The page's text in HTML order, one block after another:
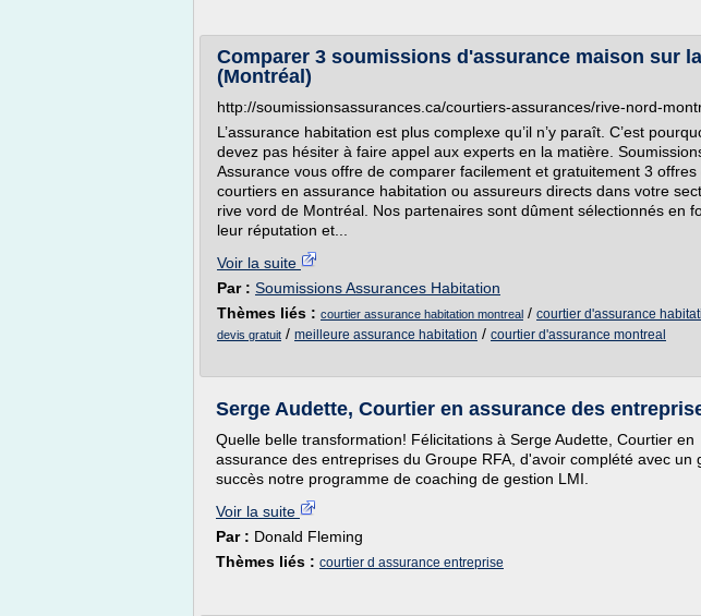
Comparer 3 soumissions d'assurance maison sur
(Montréal)
http://soumissionsassurances.ca/courtiers-assurances/rive-nord-
L’assurance habitation est plus complexe qu’il n’y paraît. C’est
devez pas hésiter à faire appel aux experts en la matière.
Assurance vous offre de comparer facilement et gratuitement 3 offres
courtiers en assurance habitation ou assureurs directs dans votre
rive vord de Montréal. Nos partenaires sont dûment sélectionnés en
leur réputation et...
Voir la suite
Par : Soumissions Assurances Habitation
Thèmes liés : courtier assurance habitation montreal / courtier d'assurance
devis gratuit / meilleure assurance habitation / courtier d'assurance montreal
Serge Audette, Courtier en assurance des
Quelle belle transformation! Félicitations à Serge Audette, Courtier en
assurance des entreprises du Groupe RFA, d'avoir complété avec un
succès notre programme de coaching de gestion LMI.
Voir la suite
Par : Donald Fleming
Thèmes liés : courtier d assurance entreprise